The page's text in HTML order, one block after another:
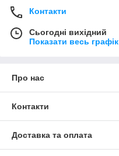
Контакти
Сьогодні вихідний
Показати весь
Про нас
Контакти
Доставка та оплата